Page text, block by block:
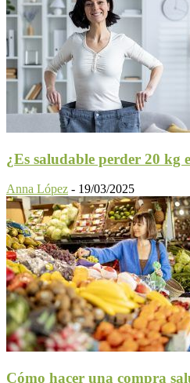
¿Es saludable perder 20 kg
Anna López - 19/03/2025
Cómo hacer una compra